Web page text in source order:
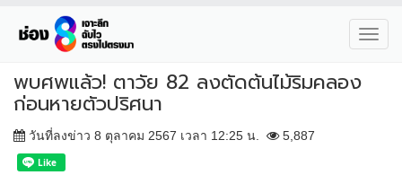
พบศพแล้ว! ตาวัย 82 ลงตัดต้นไม้ริมคลอง
ก่อนหายตัวปริศนา
วันที่ลงข่าว 8 ตุลาคม 2567 เวลา 12:25 น. 5,887